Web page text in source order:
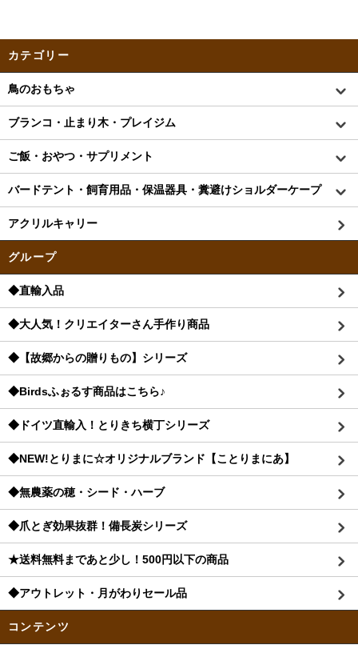
カテゴリー
鳥のおもちゃ
ブランコ・止まり木・プレイジム
ご飯・おやつ・サプリメント
バードテント・飼育用品・保温器具・糞避けショルダーケープ
アクリルキャリー
グループ
◆直輸入品
◆大人気！クリエイターさん手作り商品
◆【故郷からの贈りもの】シリーズ
◆Birdsふぉるす商品はこちら♪
◆ドイツ直輸入！とりきち横丁シリーズ
◆NEW!とりまに☆オリジナルブランド【ことりまにあ】
◆無農薬の穂・シード・ハーブ
◆爪とぎ効果抜群！備長炭シリーズ
★送料無料まであと少し！500円以下の商品
◆アウトレット・月がわりセール品
コンテンツ